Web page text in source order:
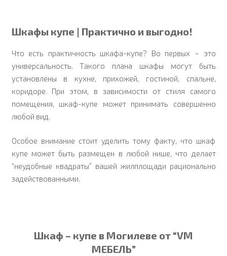
Шкафы купе | Практично и выгодно!
Что есть практичность шкафа-купе? Во первых – это
универсальность. Такого плана шкафы могут быть
установлены в кухне, прихожей, гостиной, спальне,
коридоре. При этом, в зависимости от стиля самого
помещения, шкаф-купе может принимать совершенно
любой вид.
Особое внимание стоит уделить тому факту, что шкаф
купе может быть размещен в любой нише, что делает
“неудобные квадраты” вашей жилплощади рационально
задействованными.
Шкаф – купе в Могилеве от “VM
МЕБЕЛЬ”